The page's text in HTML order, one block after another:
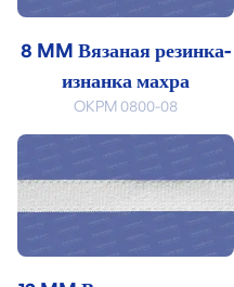
8 MM Вязаная резинка-
изнанка махра
OKPM 0800-08